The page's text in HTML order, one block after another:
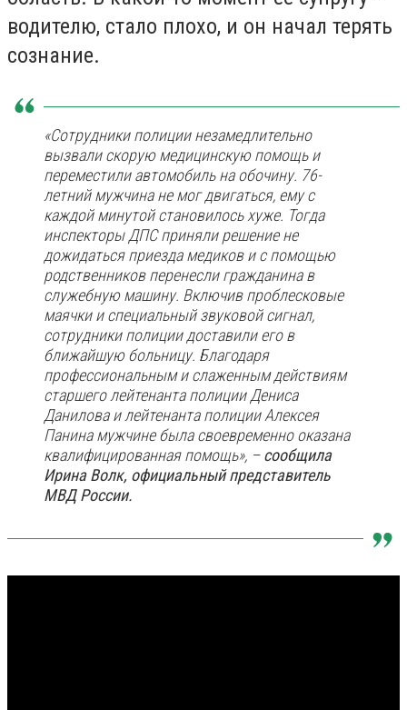
водителю, стало плохо, и он начал терять
сознание.
«Сотрудники полиции незамедлительно
вызвали скорую медицинскую помощь и
переместили автомобиль на обочину. 76-
летний мужчина не мог двигаться, ему с
каждой минутой становилось хуже. Тогда
инспекторы ДПС приняли решение не
дожидаться приезда медиков и с помощью
родственников перенесли гражданина в
служебную машину. Включив проблесковые
маячки и специальный звуковой сигнал,
сотрудники полиции доставили его в
ближайшую больницу. Благодаря
профессиональным и слаженным действиям
старшего лейтенанта полиции Дениса
Данилова и лейтенанта полиции Алексея
Панина мужчине была своевременно оказана
квалифицированная помощь», –сообщила
Ирина Волк, официальный представитель
МВД России.